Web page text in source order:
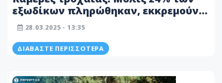
εξωδίκων πληρώθηκαν, εκκρεμούν
190.000
28.03.2025 - 13:35
ΔΙΑΒΆΣΤΕ ΠΕΡΙΣΣΌΤΕΡΑ